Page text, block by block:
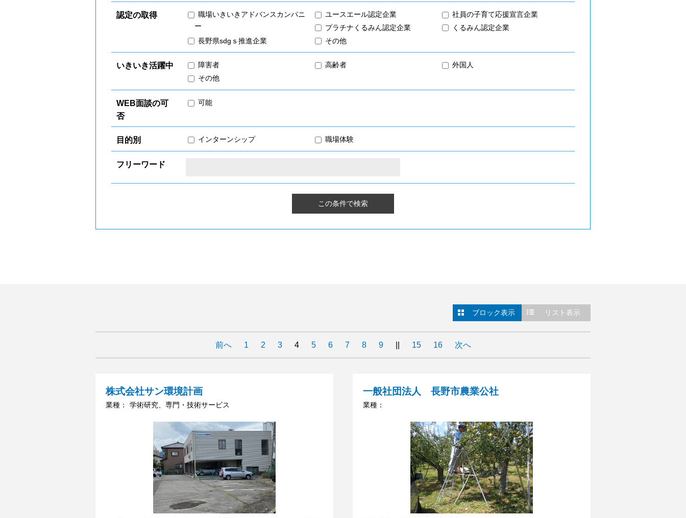
認定の取得
職場いきいきアドバンスカンパニ
ー
ユースエール認定企業
社員の子育て応援宣言企業
プラチナくるみん認定企業
くるみん認定企業
長野県sdgｓ推進企業
その他
いきいき活躍中 障害者 高齢者
外国人
その他
WEB面談の可
否
可能
目的別 インターンシップ 職場体験
フリーワード
ブロック表示 リスト表示
前へ 1 2 3 4 5 6 7 8 9 15 16 次へ
株式会社サン環境計画
業種： 学術研究、専門・技術サービス
一般社団法人 長野市農業公社
業種：